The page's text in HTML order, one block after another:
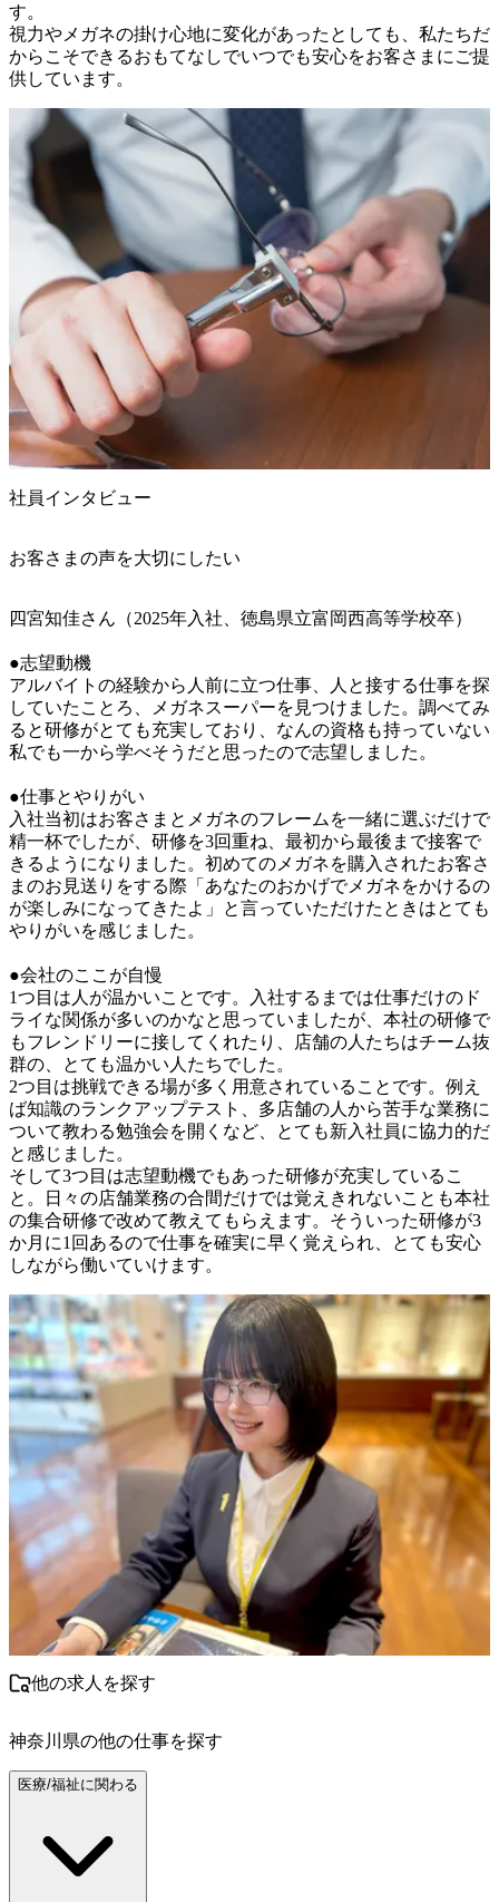
す。
視力やメガネの掛け心地に変化があったとしても、私たちだ
からこそできるおもてなしでいつでも安心をお客さまにご提
供しています。
社員インタビュー
お客さまの声を大切にしたい
四宮知佳さん（2025年入社、徳島県立富岡西高等学校卒）
●志望動機
アルバイトの経験から人前に立つ仕事、人と接する仕事を探
していたことろ、メガネスーパーを見つけました。調べてみ
ると研修がとても充実しており、なんの資格も持っていない
私でも一から学べそうだと思ったので志望しました。
●仕事とやりがい
入社当初はお客さまとメガネのフレームを一緒に選ぶだけで
精一杯でしたが、研修を3回重ね、最初から最後まで接客で
きるようになりました。初めてのメガネを購入されたお客さ
まのお見送りをする際「あなたのおかげでメガネをかけるの
が楽しみになってきたよ」と言っていただけたときはとても
やりがいを感じました。
●会社のここが自慢
1つ目は人が温かいことです。入社するまでは仕事だけのド
ライな関係が多いのかなと思っていましたが、本社の研修で
もフレンドリーに接してくれたり、店舗の人たちはチーム抜
群の、とても温かい人たちでした。
2つ目は挑戦できる場が多く用意されていることです。例え
ば知識のランクアップテスト、多店舗の人から苦手な業務に
ついて教わる勉強会を開くなど、とても新入社員に協力的だ
と感じました。
そして3つ目は志望動機でもあった研修が充実しているこ
と。日々の店舗業務の合間だけでは覚えきれないことも本社
の集合研修で改めて教えてもらえます。そういった研修が3
か月に1回あるので仕事を確実に早く覚えられ、とても安心
しながら働いていけます。
他の求人を探す
神奈川県の他の仕事を探す
医療/福祉に関わる